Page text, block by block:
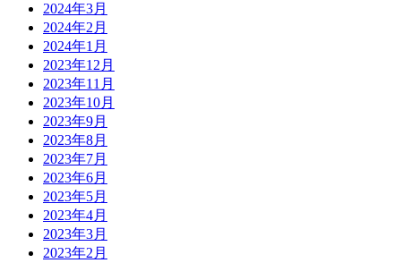
2024年3月
2024年2月
2024年1月
2023年12月
2023年11月
2023年10月
2023年9月
2023年8月
2023年7月
2023年6月
2023年5月
2023年4月
2023年3月
2023年2月